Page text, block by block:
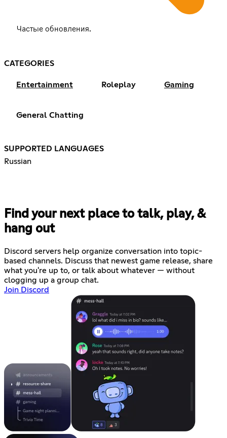
Частые обновления.
CATEGORIES
Entertainment Roleplay Gaming
General Chatting
SUPPORTED LANGUAGES
Russian
Find your next place to talk, play, &
hang out
Discord servers help organize conversation into topic-
based channels. Discuss that newest game release, share
what you're up to, or talk about whatever — without
clogging up a group chat.
Join Discord